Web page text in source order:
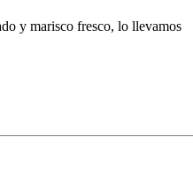
y marisco fresco, lo llevamos